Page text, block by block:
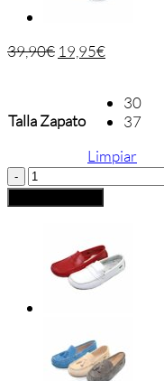
39,90€ 19,95€
Talla Zapato
30
37
Limpiar
Mocasín
Cordón
W.A.G.